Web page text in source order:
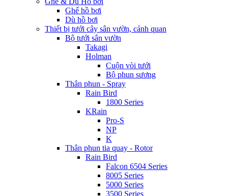
Ghế hồ bơi
Dù hồ bơi
Thiết bị tưới cây sân vườn, cảnh quan
Bộ tưới sân vườn
Takagi
Holman
Cuộn vòi tưới
Bộ phun sương
Thân phun - Spray
Rain Bird
1800 Series
KRain
Pro-S
NP
K
Thân phun tia quay - Rotor
Rain Bird
Falcon 6504 Series
8005 Series
5000 Series
3500 Series